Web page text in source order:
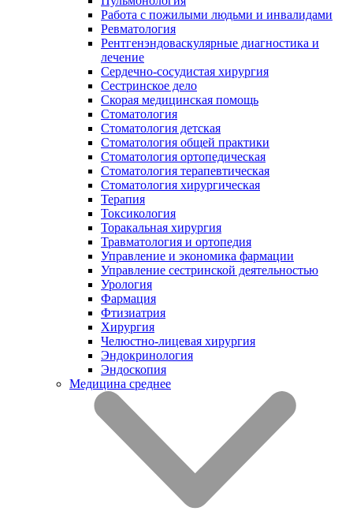
Работа с пожилыми людьми и инвалидами
Ревматология
Рентгенэндоваскулярные диагностика и
лечение
Сердечно-сосудистая хирургия
Сестринское дело
Скорая медицинская помощь
Стоматология
Стоматология детская
Стоматология общей практики
Стоматология ортопедическая
Стоматология терапевтическая
Стоматология хирургическая
Терапия
Токсикология
Торакальная хирургия
Травматология и ортопедия
Управление и экономика фармации
Управление сестринской деятельностью
Урология
Фармация
Фтизиатрия
Хирургия
Челюстно-лицевая хирургия
Эндокринология
Эндоскопия
Медицина среднее